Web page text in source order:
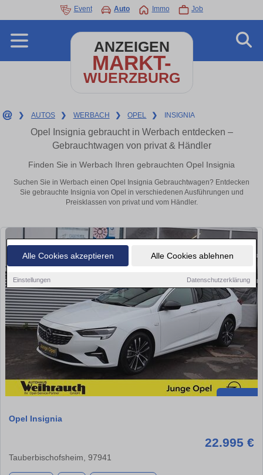
Alle Cookies akzeptieren Alle Cookies ablehnen
Einstellungen Datenschutzerklärung
Event Auto Immo Job
ANZEIGEN
MARKT-
WUERZBURG
❯ AUTOS ❯ WERBACH ❯ OPEL ❯ INSIGNIA
Opel Insignia gebraucht in Werbach entdecken –
Gebrauchtwagen von privat & Händler
Finden Sie in Werbach Ihren gebrauchten Opel Insignia
Suchen Sie in Werbach einen Opel Insignia Gebrauchtwagen? Entdecken
Sie gebrauchte Insignia von Opel in verschiedenen Ausführungen und
Preisklassen von privat und vom Händler.
Opel Insignia
22.995 €
Tauberbischofsheim, 97941